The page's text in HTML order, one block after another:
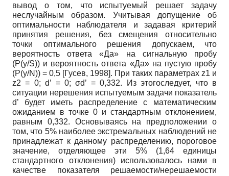
вывод о том, что испытуемый решает задачу
неслучайным образом. Учитывая допущение об
оптимальности наблюдателя и задавая критерий
принятия решения, без смещения относительно
точки оптимального решения допускаем, что
вероятность ответа «Да» на сигнальную пробу
(P(y/S)) и вероятность ответа «Да» на пустую пробу
(P(y/N)) = 0,5 [Гусев, 1998]. При таких параметрах z1 и
z2 = 0; d’ = 0; σd’ = 0,332. Из этогоследует, что в
ситуации нерешения испытуемым задачи показатель
d’ будет иметь распределение с математическим
ожиданием в точке 0 и стандартным отклонением,
равным 0,332. Основываясь на предположении о
том, что 5% наиболее экстремальных наблюдений не
принадлежат к данному распределению, пороговое
значение, отделяющее эти 5% (1,64 единицы
стандартного отклонения) использовалось нами в
качестве показателя решаемости/нерешаемости